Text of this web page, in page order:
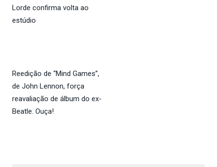
Lorde confirma volta ao
estúdio
Reedição de “Mind Games”,
de John Lennon, força
reavaliação de álbum do ex-
Beatle. Ouça!